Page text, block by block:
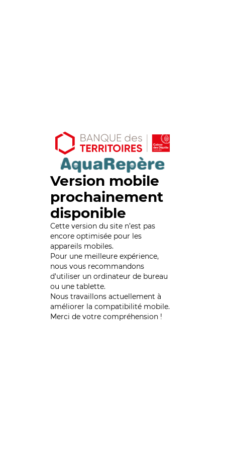
Version mobile
prochainement
disponible
Cette version du site n’est pas
encore optimisée pour les
appareils mobiles.
Pour une meilleure expérience,
nous vous recommandons
d'utiliser un ordinateur de bureau
ou une tablette.
Nous travaillons actuellement à
améliorer la compatibilité mobile.
Merci de votre compréhension !